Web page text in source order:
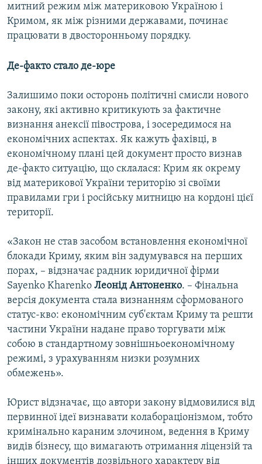
митний режим між материковою Україною і
Кримом, як між різними державами, починає
працювати в двосторонньому порядку.
Де-факто стало де-юре
Залишимо поки осторонь політичні смисли нового
закону, які активно критикують за фактичне
визнання анексії півострова, і зосередимося на
економічних аспектах. Як кажуть фахівці, в
економічному плані цей документ просто визнав
де-факто ситуацію, що склалася: Крим як окрему
від материкової України територію зі своїми
правилами гри і російську митницю на кордоні цієї
території.
«Закон не став засобом встановлення економічної
блокади Криму, яким він задумувався на перших
порах, – відзначає радник юридичної фірми
Sayenko Kharenko Леонід Антоненко. – Фінальна
версія документа стала визнанням сформованого
статус-кво: економічним суб'єктам Криму та решти
частини України надане право торгувати між
собою в стандартному зовнішньоекономічному
режимі, з урахуванням низки розумних
обмежень».
Юрист відзначає, що автори закону відмовилися від
первинної ідеї визнавати колабораціонізмом, тобто
кримінально караним злочином, ведення в Криму
видів бізнесу, що вимагають отримання ліцензій та
інших документів дозвільного характеру від